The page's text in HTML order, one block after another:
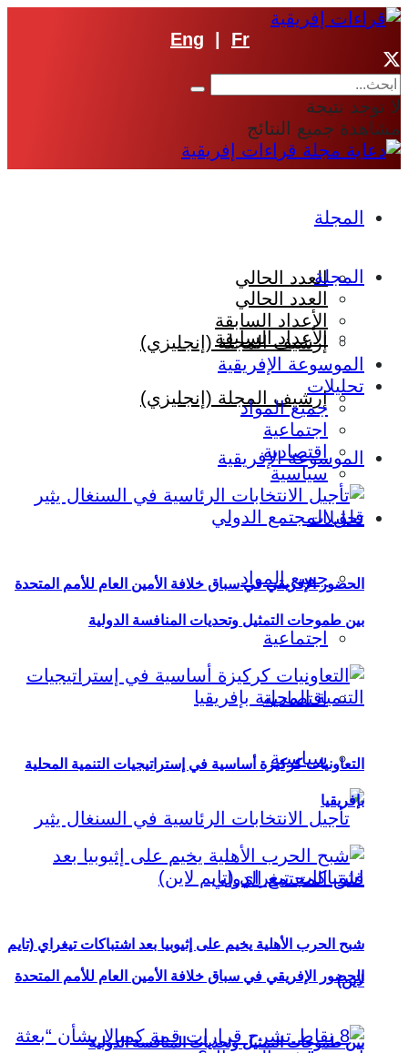
Eng Fr
لا توجد نتيجة
مشاهدة جميع النتائج
المجلة
العدد الحالي
الأعداد السابقة
إرشيف المجلة (إنجليزي)
الموسوعة الإفريقية
تحليلات
جميع المواد
اجتماعية
اقتصادية
سياسية
الحضور الإفريقي في سباق خلافة الأمين العام للأمم المتحدة
بين طموحات التمثيل وتحديات المنافسة الدولية
المجلة
العدد الحالي
الأعداد السابقة
إرشيف المجلة (إنجليزي)
الموسوعة الإفريقية
تحليلات
جميع المواد
اجتماعية
اقتصادية
سياسية
الحضور الإفريقي في سباق خلافة الأمين العام للأمم المتحدة
بين طموحات التمثيل وتحديات المنافسة الدولية
التعاونيات كركيزة أساسية في إستراتيجيات التنمية المحلية
بإفريقيا
شبح الحرب الأهلية يخيم على إثيوبيا بعد اشتباكات تيغراي (تايم
لاين)